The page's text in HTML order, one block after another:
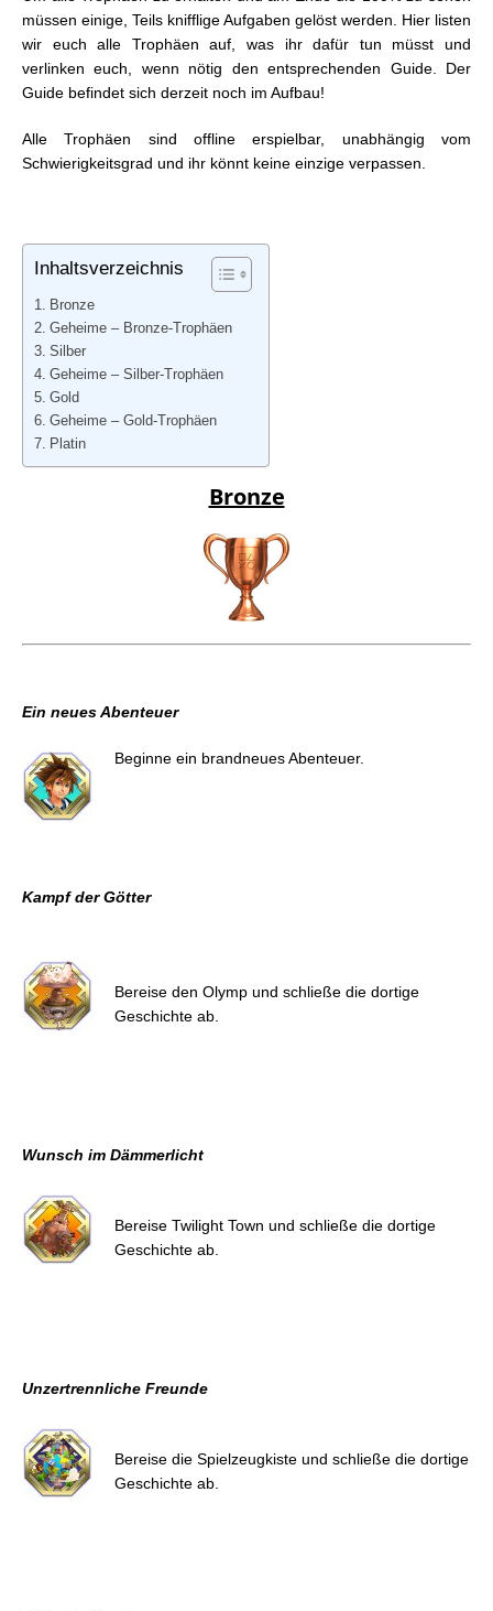
müssen einige, Teils knifflige Aufgaben gelöst werden. Hier listen
wir euch alle Trophäen auf, was ihr dafür tun müsst und
verlinken euch, wenn nötig den entsprechenden Guide. Der
Guide befindet sich derzeit noch im Aufbau!
Alle Trophäen sind offline erspielbar, unabhängig vom
Schwierigkeitsgrad und ihr könnt keine einzige verpassen.
Inhaltsverzeichnis
Bronze
Geheime – Bronze-Trophäen
Silber
Geheime – Silber-Trophäen
Gold
Geheime – Gold-Trophäen
Platin
Bronze
Ein neues Abenteuer
Beginne ein brandneues Abenteuer.
Kampf der Götter
Bereise den Olymp und schließe die dortige
Geschichte ab.
Wunsch im Dämmerlicht
Bereise Twilight Town und schließe die dortige
Geschichte ab.
Unzertrennliche Freunde
Bereise die Spielzeugkiste und schließe die dortige
Geschichte ab.